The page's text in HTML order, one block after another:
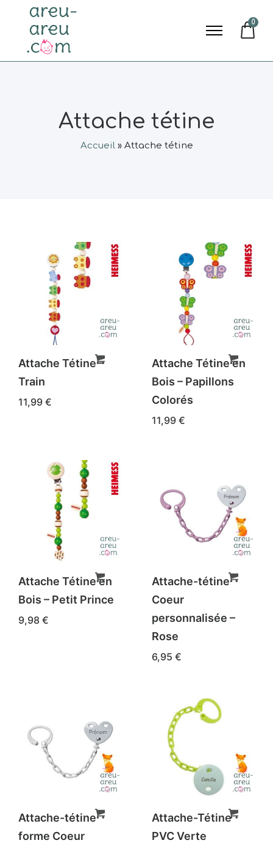
0
Attache tétine
Accueil» Attache tétine
Attache Tétine –
Train
11,99 €
Attache Tétine en
Bois – Papillons
Colorés
11,99 €
Attache Tétine en
Bois – Petit Prince
9,98 €
Attache-tétine
Coeur
personnalisée –
Rose
6,95 €
Attache-tétine
forme Coeur
Attache-Tétine
PVC Verte